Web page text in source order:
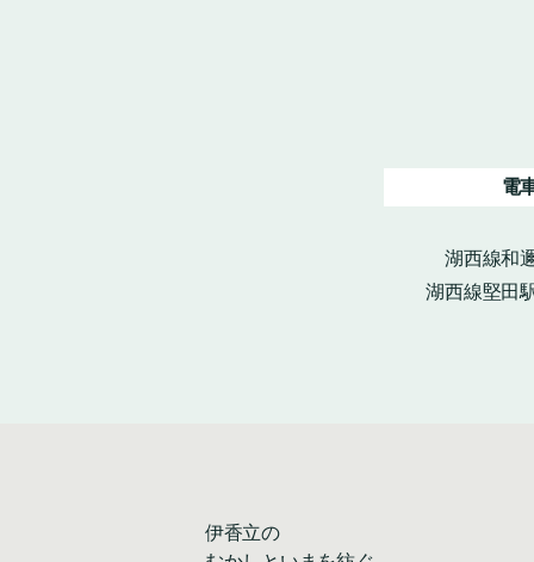
電
湖西線和
湖西線堅田
伊香立の